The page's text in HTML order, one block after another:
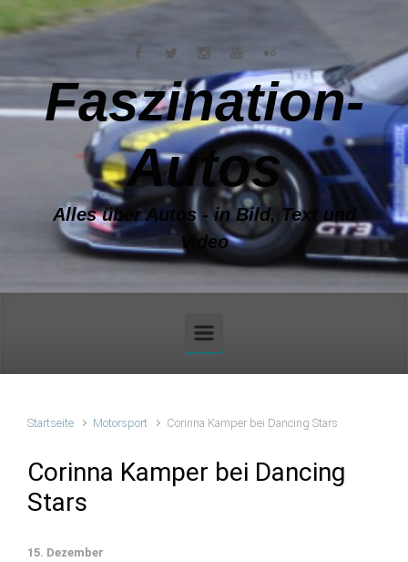
Zum Hauptinhalt springen
Faszination-
Autos
Alles über Autos - in Bild, Text und
Video
Startseite Motorsport Corinna Kamper bei Dancing Stars
Corinna Kamper bei Dancing
Stars
15. Dezember